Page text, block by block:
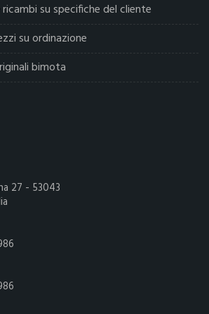
su specifiche del cliente
su ordinazione
bimota
27 - 53043